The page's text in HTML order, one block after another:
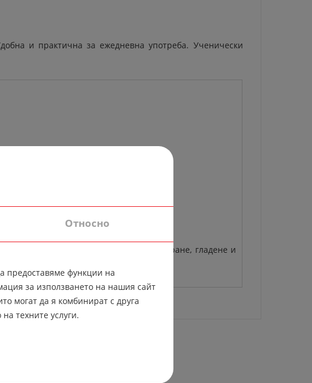
и практична за ежедневна употреба. Ученически
от други материали, начинът на пране, гладене и
Относно
предоставяме функции на
за използването на нашия сайт
могат да я комбинират с друга
техните услуги.